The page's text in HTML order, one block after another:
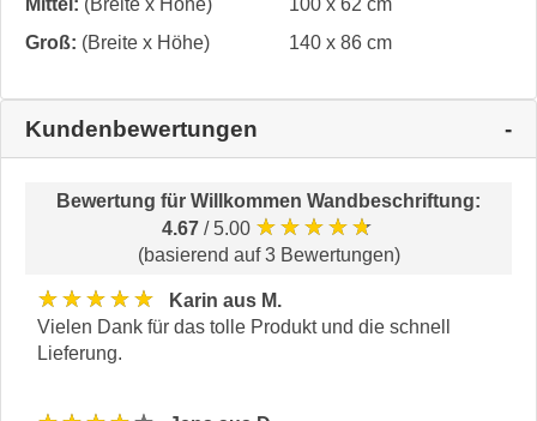
Mittel: (Breite x Höhe)
100 x 62 cm
Groß: (Breite x Höhe) 140 x 86 cm
Kundenbewertungen
Bewertung für Willkommen Wandbeschriftung:
4.67 / 5.00 ★★★★★
(basierend auf 3 Bewertungen)
★★★★★
Karin aus M.
Vielen Dank für das tolle Produkt und die schnell
Lieferung.